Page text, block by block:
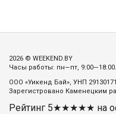
2026 © WEEKEND.BY
Часы работы: пн—пт, 9:00—18:00.
ООО «Уикенд Бай», УНП
Зарегистровано Каменецким
Рейтинг 5★★★★★ на